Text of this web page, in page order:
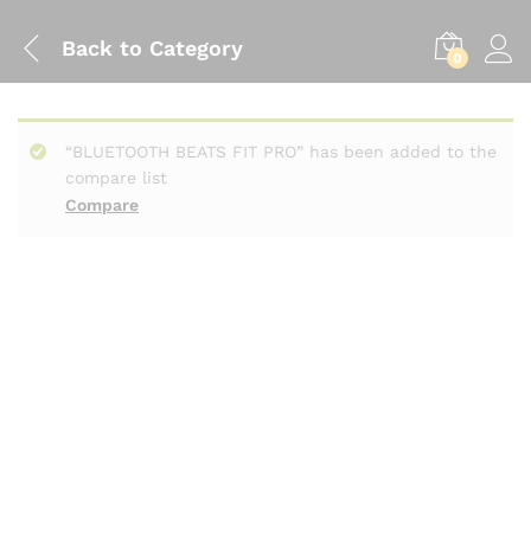
Back to Category 0
Compare
“BLUETOOTH BEATS FIT PRO” has been added to the
compare list